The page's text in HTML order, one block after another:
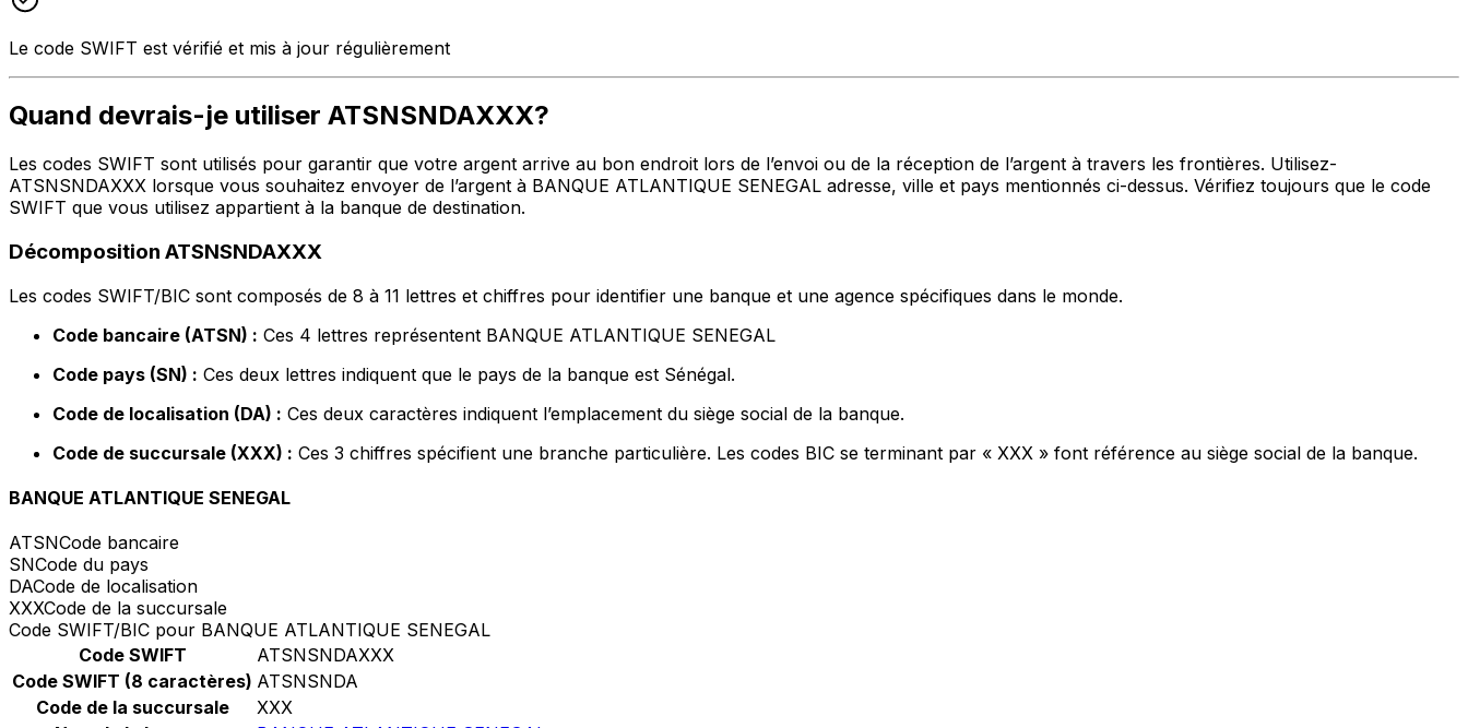
Le code SWIFT est vérifié et mis à jour régulièrement
Quand devrais-je utiliser ATSNSNDAXXX?
Les codes SWIFT sont utilisés pour garantir que votre argent arrive au bon endroit lors de l’envoi ou de la réception de l’argent à travers les frontières. Utilisez-
ATSNSNDAXXX lorsque vous souhaitez envoyer de l’argent à BANQUE ATLANTIQUE SENEGAL adresse, ville et pays mentionnés ci-dessus. Vérifiez toujours que le code
SWIFT que vous utilisez appartient à la banque de destination.
Décomposition ATSNSNDAXXX
Les codes SWIFT/BIC sont composés de 8 à 11 lettres et chiffres pour identifier une banque et une agence spécifiques dans le monde.
Code bancaire (ATSN) : Ces 4 lettres représentent BANQUE ATLANTIQUE SENEGAL
Code pays (SN) : Ces deux lettres indiquent que le pays de la banque est Sénégal.
Code de localisation (DA) : Ces deux caractères indiquent l’emplacement du siège social de la banque.
Code de succursale (XXX) : Ces 3 chiffres spécifient une branche particulière. Les codes BIC se terminant par « XXX » font référence au siège social de la banque.
BANQUE ATLANTIQUE SENEGAL
ATSNCode bancaire
SNCode du pays
DACode de localisation
XXXCode de la succursale
Code SWIFT/BIC pour BANQUE ATLANTIQUE SENEGAL
Code SWIFT
ATSNSNDAXXX
Code SWIFT (8 caractères) ATSNSNDA
Code de la succursale
XXX